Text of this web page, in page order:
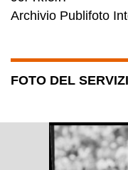
Archivio Publifoto
FOTO DEL